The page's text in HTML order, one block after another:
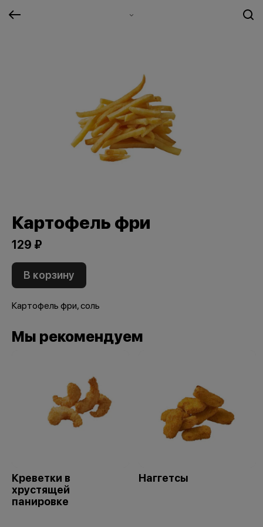
Картофель фри
129 ₽
В корзину
Картофель фри, соль
Мы рекомендуем
Креветки в
хрустящей
панировке
Наггетсы